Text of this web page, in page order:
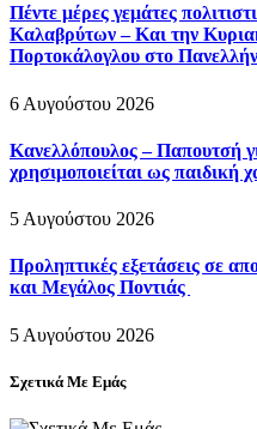
Πέντε μέρες γεμάτες
Καλαβρύτων – Και την
Πορτοκάλογλου στο
6 Αυγούστου 2026
Κανελλόπουλος – Παπουτσή
χρησιμοποιείται ως παιδική
5 Αυγούστου 2026
Προληπτικές εξετάσεις σε
και Μεγάλος Ποντιάς
5 Αυγούστου 2026
Σχετικά Με Εμάς